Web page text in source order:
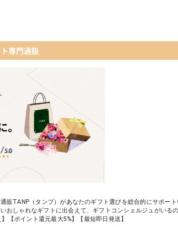
リー
を超えた入浴剤】
ープンハート
トワレ)
専門通販
販TANP（タンプ）があなたのギフト選びを総合的にサポー
おしゃれなギフトに出会えて、ギフトコンシェルジュがいる
【ポイント還元最大5%】【最短即日発送】